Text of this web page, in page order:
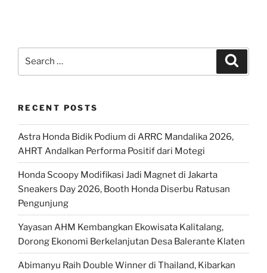
RECENT POSTS
Astra Honda Bidik Podium di ARRC Mandalika 2026,
AHRT Andalkan Performa Positif dari Motegi
Honda Scoopy Modifikasi Jadi Magnet di Jakarta
Sneakers Day 2026, Booth Honda Diserbu Ratusan
Pengunjung
Yayasan AHM Kembangkan Ekowisata Kalitalang,
Dorong Ekonomi Berkelanjutan Desa Balerante Klaten
Abimanyu Raih Double Winner di Thailand, Kibarkan